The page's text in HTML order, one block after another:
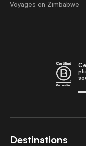
Voyages en Zimbabwe
Destinations